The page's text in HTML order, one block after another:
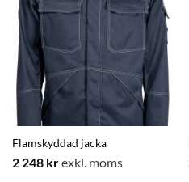
Flamskyddad jacka
2 248 krexkl. moms